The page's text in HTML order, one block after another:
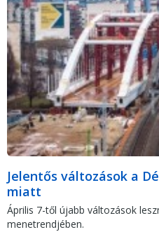
Jelentős változások a
miatt
Április 7-től újabb változások
menetrendjében.